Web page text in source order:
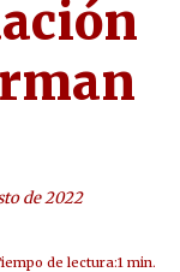
de 2022
de lectura:1 min.